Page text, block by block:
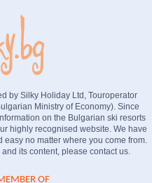
by Silky Holiday Ltd, Touroperator
Ministry of Economy). Since
on the Bulgarian ski resorts
highly recognised website. We have
no matter where you come from.
its content, please contact us.
OF